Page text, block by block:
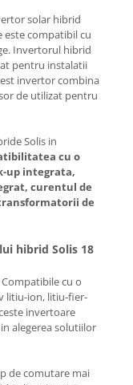
solar hibrid
este compatibil cu
Invertorul hibrid
pentru instalatii
invertor combina
de utilizat pentru
Solis in
cu o
up integrata,
curentul de
de
hibrid Solis 18
Compatibile cu o
litiu-ion, litiu-fier-
invertoare
alegerea solutiilor
de comutare mai